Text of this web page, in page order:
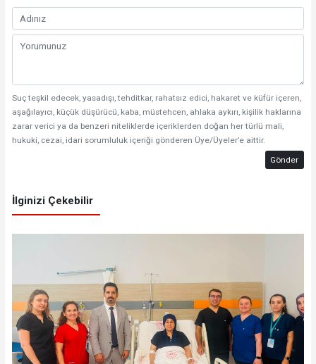
Suç teşkil edecek, yasadışı, tehditkar, rahatsız edici, hakaret ve küfür içeren,
aşağılayıcı, küçük düşürücü, kaba, müstehcen, ahlaka aykırı, kişilik haklarına
zarar verici ya da benzeri niteliklerde içeriklerden doğan her türlü mali,
hukuki, cezai, idari sorumluluk içeriği gönderen Üye/Üyeler’e aittir.
Gönder
İlginizi Çekebilir